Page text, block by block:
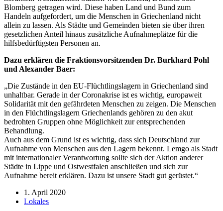
Blomberg getragen wird. Diese haben Land und Bund zum
Handeln aufgefordert, um die Menschen in Griechenland nicht
allein zu lassen. Als Städte und Gemeinden bieten sie über ihren
gesetzlichen Anteil hinaus zusätzliche Aufnahmeplätze für die
hilfsbedürftigsten Personen an.
Dazu erklären die Fraktionsvorsitzenden Dr. Burkhard Pohl
und Alexander Baer:
„Die Zustände in den EU-Flüchtlingslagern in Griechenland sind
unhaltbar. Gerade in der Coronakrise ist es wichtig, europaweit
Solidarität mit den gefährdeten Menschen zu zeigen. Die Menschen
in den Flüchtlingslagern Griechenlands gehören zu den akut
bedrohten Gruppen ohne Möglichkeit zur entsprechenden
Behandlung.
Auch aus dem Grund ist es wichtig, dass sich Deutschland zur
Aufnahme von Menschen aus den Lagern bekennt. Lemgo als Stadt
mit internationaler Verantwortung sollte sich der Aktion anderer
Städte in Lippe und Ostwestfalen anschließen und sich zur
Aufnahme bereit erklären. Dazu ist unsere Stadt gut gerüstet.“
1. April 2020
Lokales